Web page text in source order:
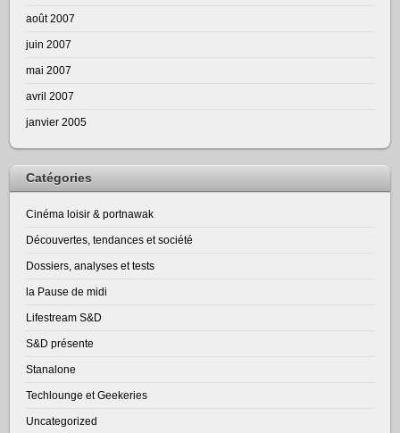
août 2007
juin 2007
mai 2007
avril 2007
janvier 2005
Catégories
Cinéma loisir & portnawak
Découvertes, tendances et société
Dossiers, analyses et tests
la Pause de midi
Lifestream S&D
S&D présente
Stanalone
Techlounge et Geekeries
Uncategorized